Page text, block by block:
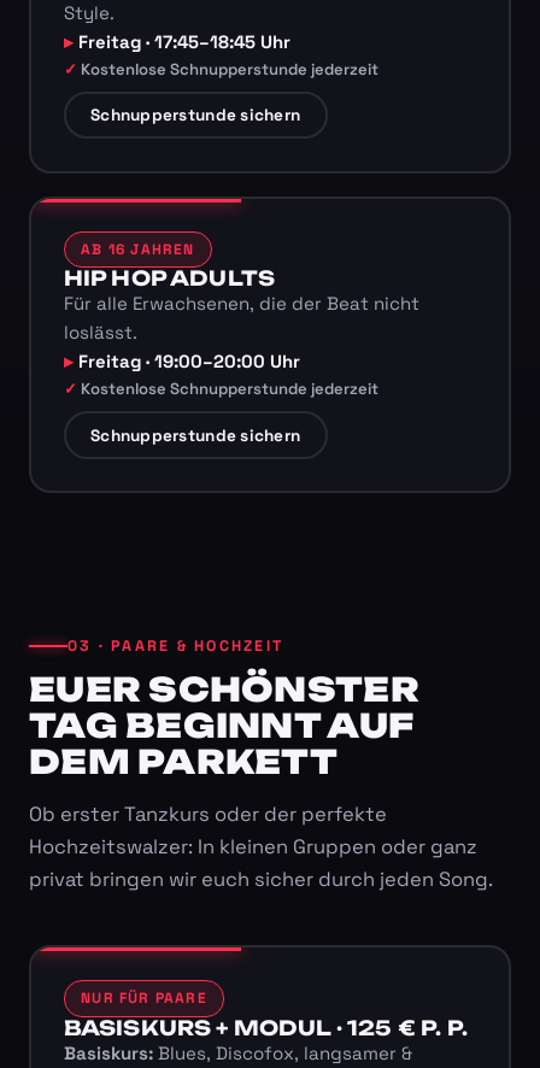
Style.
Freitag · 17:45–18:45 Uhr
Kostenlose Schnupperstunde jederzeit
Schnupperstunde sichern
AB 16 JAHREN
HIP HOP ADULTS
Für alle Erwachsenen, die der Beat nicht
loslässt.
Freitag · 19:00–20:00 Uhr
Kostenlose Schnupperstunde jederzeit
Schnupperstunde sichern
03 · PAARE & HOCHZEIT
EUER SCHÖNSTER
TAG BEGINNT AUF
DEM PARKETT
Ob erster Tanzkurs oder der perfekte
Hochzeitswalzer: In kleinen Gruppen oder ganz
privat bringen wir euch sicher durch jeden Song.
NUR FÜR PAARE
BASISKURS + MODUL · 125 € P. P.
Basiskurs:Blues, Discofox, langsamer &